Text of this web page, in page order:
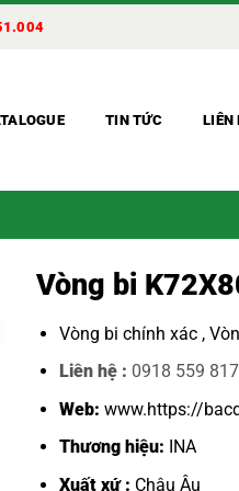
TIN TỨC LIÊN
Vòng bi
Vòng bi chính xác ,
Liên hệ : 0918 559
Web: www.https://
Thương hiệu: INA
Xuất xứ : Châu Âu